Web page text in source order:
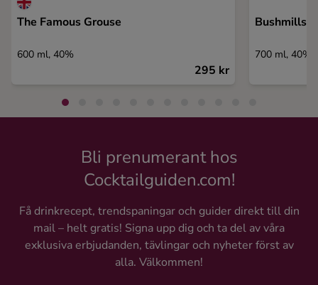
The Famous Grouse
600 ml, 40%
295 kr
Bushmills
700 ml, 40%
Bli prenumerant hos
Cocktailguiden.com!
Få drinkrecept, trendspaningar och guider direkt till din
mail – helt gratis! Signa upp dig och ta del av våra
exklusiva erbjudanden, tävlingar och nyheter först av
alla. Välkommen!